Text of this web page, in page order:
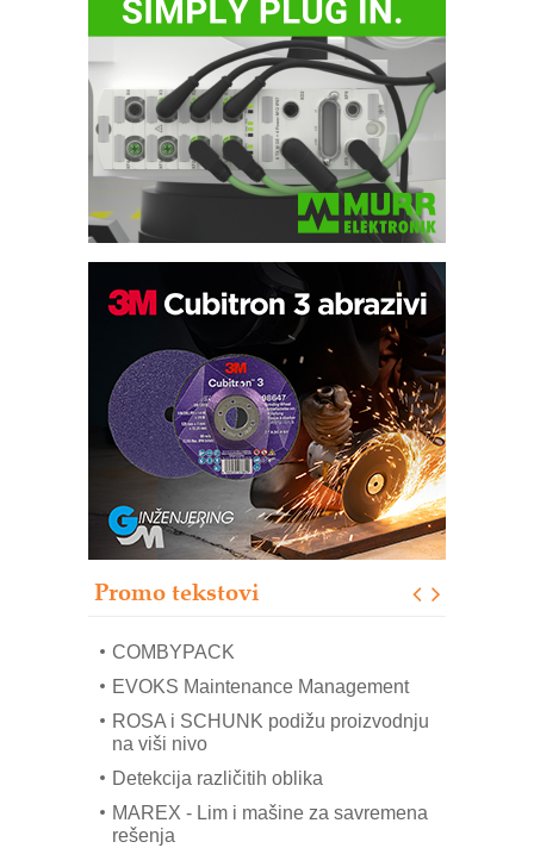
Promo tekstovi
Bezbednost na prvom mestu!
IB BLUMENAUER - više od 40 godina
poverenja u industriji
RMQ-TITAN ADVANCED INDICATOR
– Pametna signalizacija za efikasnije
upravljanje mašinama
Sigurnije ispitivanje transformatora u
solarnim elektranama i vetroparkovima
Pranje točkova na gradilištu- standard
modernog i odgovornog građenja
mrežnog pretvarača sa tečnim
COMBYPACK
EVOKS Maintenance Management
ROSA i SCHUNK podižu proizvodnju
na viši nivo
Detekcija različitih oblika
MAREX - Lim i mašine za savremena
rešenja